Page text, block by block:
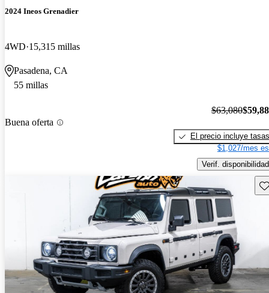
2024 Ineos Grenadier
4WD 15,315 millas
Pasadena, CA
55 millas
Buena oferta
$63,080
El precio incluye tasas
$1,027/mes
Verif. disponibilidad